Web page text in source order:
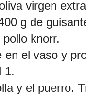
virgen
g de
knorr.
en el vaso y
1.
y el puerro.